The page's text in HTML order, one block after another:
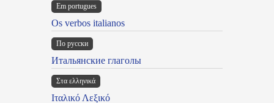
Em portugues
Os verbos italianos
По русски
Итальянские глаголы
Στα ελληνικά
Ιταλικό Λεξικό